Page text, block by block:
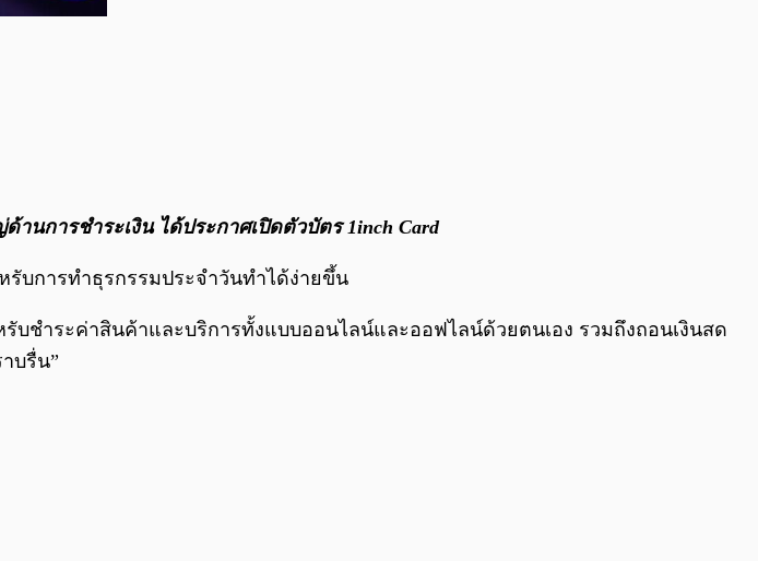
นการชำระเงิน ได้ประกาศเปิดตัวบัตร 1inch Card
บการทำธุรกรรมประจำวันทำได้ง่ายขึ้น
รับชำระค่าสินค้าและบริการทั้งแบบออนไลน์และออฟไลน์ด้วยตนเอง รวมถึงถอนเงินสด
บรื่น”